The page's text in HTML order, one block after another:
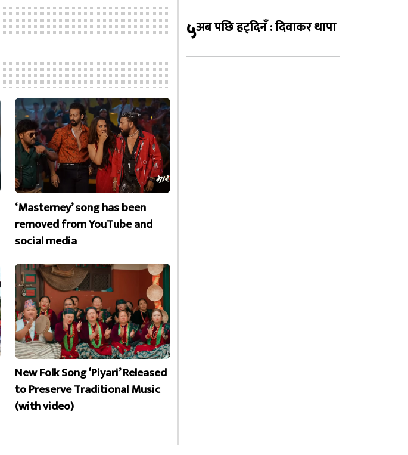
‘Masterney’ song has been
removed from YouTube and
social media
New Folk Song ‘Piyari’ Released
to Preserve Traditional Music
(with video)
५अब पछि हट्दिनँ : दिवाकर थापा